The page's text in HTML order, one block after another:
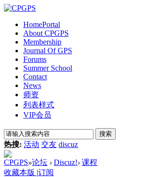
HomePortal
About CPGPS
Membership
Journal Of GPS
Forums
Summer School
Contact
News
师资
列表样式
VIP会员
搜索
热搜: 活动 交友 discuz
CPGPS»论坛 › Discuz!› 课程
收藏本版 |订阅